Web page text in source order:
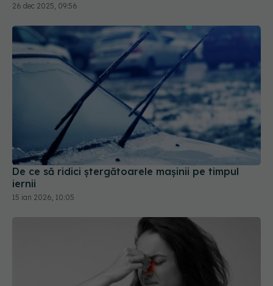
26 dec 2025, 09:56
De ce să ridici ștergătoarele mașinii pe timpul
iernii
15 ian 2026, 10:05